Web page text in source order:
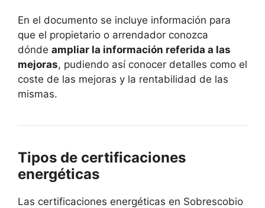
En el documento se incluye información para
que el propietario o arrendador conozca
dónde ampliar la información referida a las
mejoras, pudiendo así conocer detalles como el
coste de las mejoras y la rentabilidad de las
mismas.
Tipos de certificaciones
energéticas
Las certificaciones energéticas en Sobrescobio